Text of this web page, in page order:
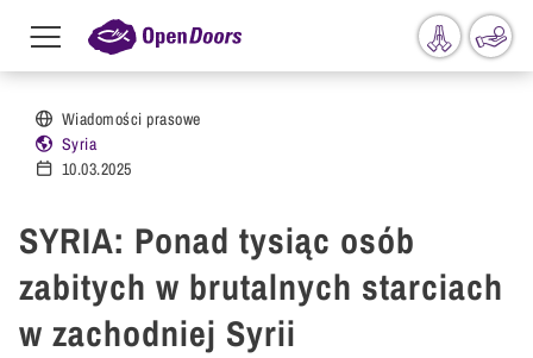
Przejdź do treści
Menu
toggle
Wiadomości prasowe
Syria
10.03.2025
SYRIA: Ponad tysiąc osób
zabitych w brutalnych starciach
w zachodniej Syrii